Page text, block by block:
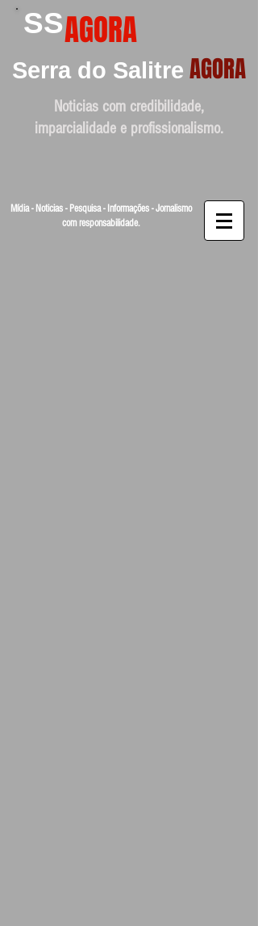
SSAGORA
Serra do Salitre AGORA
Noticias com credibilidade,
imparcialidade e profissionalismo.
Mídia - Noticias - Pesquisa - Informações - Jornalismo
com responsabilidade.